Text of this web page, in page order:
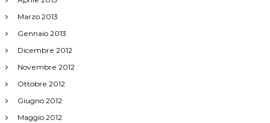
Marzo 2013
Gennaio 2013
Dicembre 2012
Novembre 2012
Ottobre 2012
Giugno 2012
Maggio 2012